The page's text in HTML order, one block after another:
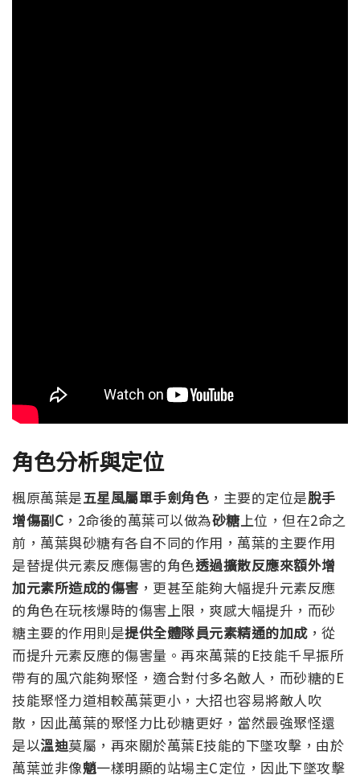
角色分析與定位
楓原萬葉是五星風屬單手劍角色 ，主要的定位是脫手
增傷副C ，2命後的萬葉可以做為砂糖上位，但在2命之
前，萬葉與砂糖有各自不同的作用，萬葉的主要作用
是替提供元素反應傷害的角色透過擴散反應來額外增
加元素所造成的傷害 ，更甚至能夠大幅提升元素反應
的角色在玩核爆時的傷害上限，爽感大幅提升，而砂
糖主要的作用則是提供全體隊員元素精通的加成，從
而提升元素反應的傷害量。再來萬葉的E技能千早振所
帶有的風穴能夠聚怪，適合對付多名敵人，而砂糖的E
技能聚怪力道相較萬葉更小，大招也容易將敵人吹
散，因此萬葉的聚怪力比砂糖更好，當然最強聚怪還
是以溫迪莫屬，再來關於萬葉E技能的下墜攻擊，由於
萬葉並非像魈一樣明顯的站場主C定位，因此下墜攻擊